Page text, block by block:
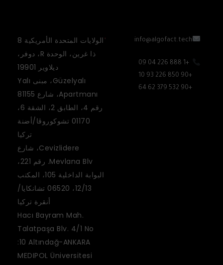
info@algofact.tech
+1 888 226 04 09
+90 850 226 93 10
+90 532 379 62 64
الولايات المتحدة الأمريكية 8
ذا غرين، الوحدة R، دوفر،
ديلاوير 19901
Güzelyalı، مبنى Yalı
Apartmanı، شارع 81155
رقم 4، الطابق 2، الشقة 6،
01170 تشوكوروڤا/أضنة
تركيا
Cevizlidere، شارع
Mevlana Blv. رقم 221،
البوابة الداخلية 105، المكتب
12/13، 06520 تشانكايا/
أنقرة تركيا
Hacı Bayram Mah.
Talatpaşa Blv. 4/1 No
:10 Altındağ-ANKARA
MEDIPOL Üniversitesi